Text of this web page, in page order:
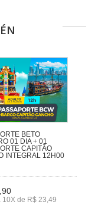
BETO
01 DIA + 01
CAPITÃO
INTEGRAL 12H00
10X de R$ 23,49